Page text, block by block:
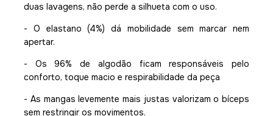
duas lavagens, não perde a silhueta com o uso.
- O elastano (4%) dá mobilidade sem marcar nem
apertar.
- Os 96% de algodão ficam responsáveis pelo
conforto, toque macio e respirabilidade da peça
- As mangas levemente mais justas valorizam o bíceps
sem restringir os movimentos.